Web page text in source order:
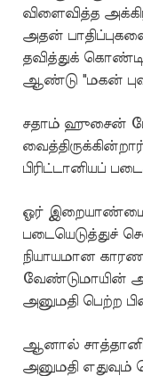
விளைவித்த
அதன்
தவித்துக்
ஆண்டு "மகன்
சதாம் ஹுசைன்
பிரிட்டானியப்
ஓர் இறையாண்மை
படையெடுத்துச்
நியாயமான
வேண்டுமாயின்
அனுமதி பெற்ற
ஆனால்
அனுமதி எதுவும்